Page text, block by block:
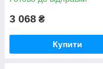
3 068 ₴
Купити